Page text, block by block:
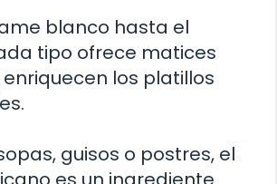
blanco hasta el
tipo ofrece matices
los platillos
guisos o postres, el